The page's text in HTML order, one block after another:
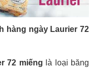
hàng ngày Laurier 72
72 miếng là loại băng